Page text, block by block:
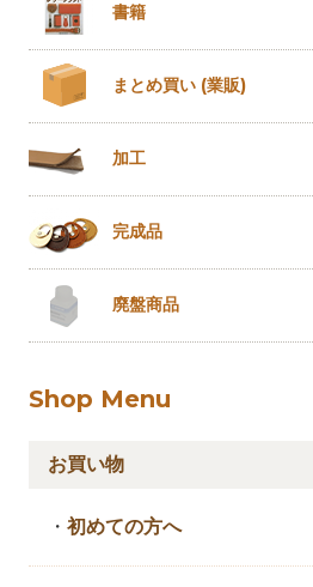
書籍
まとめ買い (業販)
加工
完成品
廃盤商品
Shop Menu
お買い物
・初めての方へ